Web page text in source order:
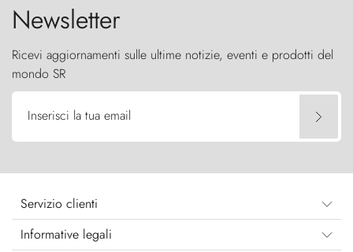
Newsletter
Ricevi aggiornamenti sulle ultime notizie, eventi e prodotti del
mondo SR
Inserisci la tua email
Servizio clienti
Informative legali